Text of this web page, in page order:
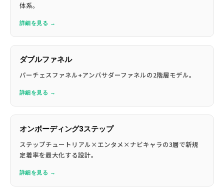
体系。
詳細を見る →
ダブルファネル
パーチェスファネル+アンバサダーファネルの2階層モデル。
詳細を見る →
オンボーディング3ステップ
ステップチュートリアル×エンタメ×ナビキャラの3層で新規
定着率を最大化する設計。
詳細を見る →